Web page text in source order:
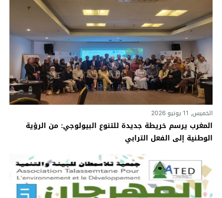
الخميس, 11 يونيو 2026
المغرب يرسم خريطة جديدة للتنوع البيولوجي: من الرؤية
الوطنية إلى الفعل الترابي